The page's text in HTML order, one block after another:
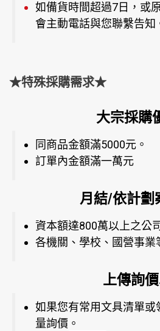
如備貨時間超過7日，或
會主動電話與您聯繫告知
★特殊採購需求★
大宗採購
同商品金額滿5000元。
訂單內金額滿一萬元
月結/依計劃
資本額達800萬以上之公
各機關、學校、國營事業
上傳詢
如果您有常用文具清單或
量詢價。